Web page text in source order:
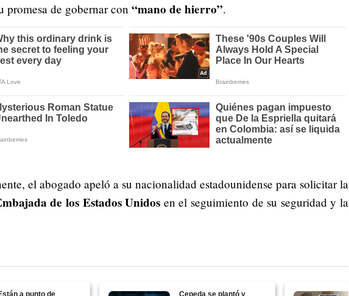
promesa de gobernar con “mano de hierro”.
el abogado apeló a su nacionalidad estadounidense para solicitar la
de los Estados Unidos en el seguimiento de su seguridad y la